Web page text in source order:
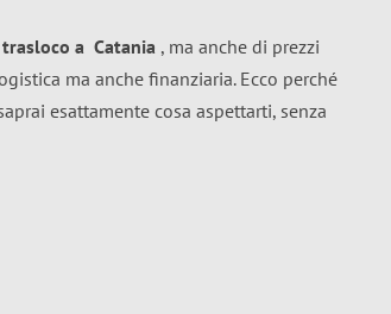
a Catania , ma anche di prezzi
ma anche finanziaria. Ecco perché
esattamente cosa aspettarti, senza